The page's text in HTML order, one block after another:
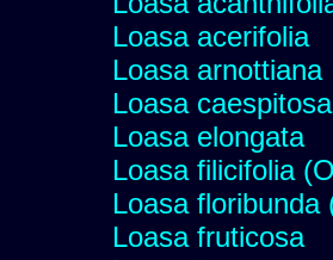
Loasa acerifolia
Loasa arnottiana
Loasa caespitosa
Loasa elongata
Loasa filicifolia
Loasa
Loasa fruticosa